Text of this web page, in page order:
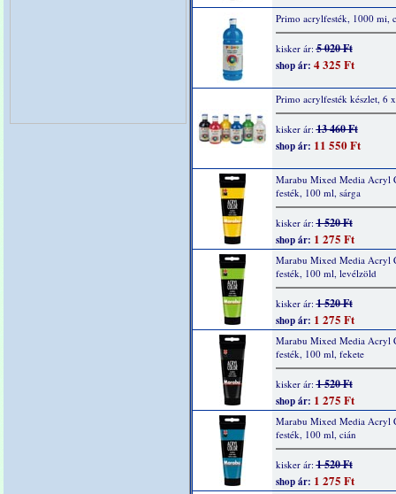
Primo acrylfesték, 1000 mi,
kisker ár:5 020 Ft
shop ár: 4 325 Ft
Primo acrylfesték készlet, 6
kisker ár:13 460 Ft
shop ár: 11 550 Ft
Marabu Mixed Media Acryl
festék, 100 ml, sárga
kisker ár:1 520 Ft
shop ár: 1 275 Ft
Marabu Mixed Media Acryl
festék, 100 ml, levélzöld
kisker ár:1 520 Ft
shop ár: 1 275 Ft
Marabu Mixed Media Acryl
festék, 100 ml, fekete
kisker ár:1 520 Ft
shop ár: 1 275 Ft
Marabu Mixed Media Acryl
festék, 100 ml, cián
kisker ár:1 520 Ft
shop ár: 1 275 Ft